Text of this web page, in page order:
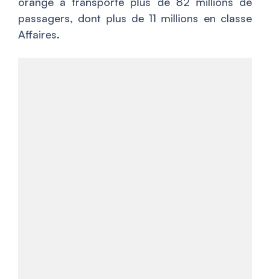
passagers, dont plus de 11 millions en classe
Affaires.